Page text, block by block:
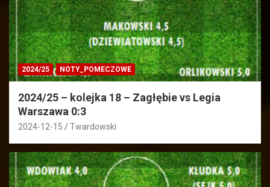
2024/25 NOTY_POMECZOWE
2024/25 – kolejka 18 – Zagłębie vs Legia
Warszawa 0:3
2024-12-15 Twardowski